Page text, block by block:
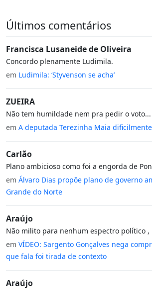
Últimos comentários
Francisca Lusaneide de Oliveira
Concordo plenamente Ludimila.
em Ludimila: ‘Styvenson se acha’
ZUEIRA
Não tem humildade nem pra pedir o voto...
em A deputada Terezinha Maia
Carlão
Plano ambicioso como foi a engorda de
em Álvaro Dias propõe plano de governo
Grande do Norte
Araújo
Não milito para nenhum espectro político ,
em VÍDEO: Sargento Gonçalves nega
que fala foi tirada de contexto
Araújo